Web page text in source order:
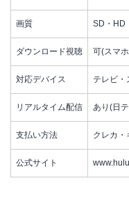
画質 SD・HD
ダウンロード視聴 可(スマ
対応デバイス テレビ・
リアルタイム配信 あり(日
支払い方法 クレカ
公式サイト